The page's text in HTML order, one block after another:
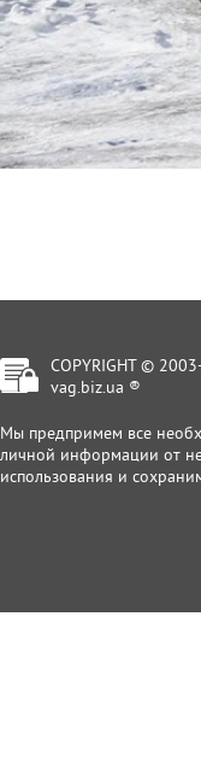
COPYRIGHT ©
vag.biz.ua ®
Мы предпримем все
личной информации от
использования и